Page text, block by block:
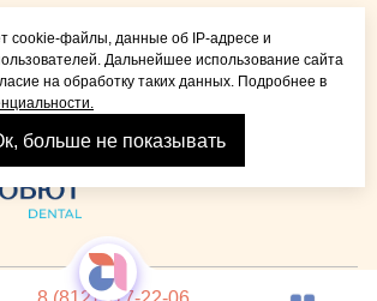
Atribeaute KIDSЛицензия
cookie-файлы, данные об IP-адресе и
Дальнейшее использование сайта
на обработку таких данных. Подробнее в
больше не показывать